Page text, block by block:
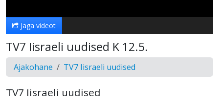
Jaga videot
TV7 Iisraeli uudised K 12.5.
Ajakohane TV7 Iisraeli uudised
TV7 Iisraeli uudised